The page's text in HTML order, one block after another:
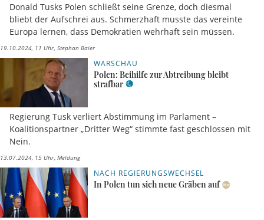
Donald Tusks Polen schließt seine Grenze, doch diesmal
bliebt der Aufschrei aus. Schmerzhaft musste das vereinte
Europa lernen, dass Demokratien wehrhaft sein müssen.
19.10.2024, 11 Uhr Stephan Baier
WARSCHAU
Polen: Beihilfe zur Abtreibung bleibt
strafbar
Regierung Tusk verliert Abstimmung im Parlament –
Koalitionspartner „Dritter Weg“ stimmte fast geschlossen mit
Nein.
13.07.2024, 15 Uhr Meldung
NACH REGIERUNGSWECHSEL
In Polen tun sich neue Gräben auf